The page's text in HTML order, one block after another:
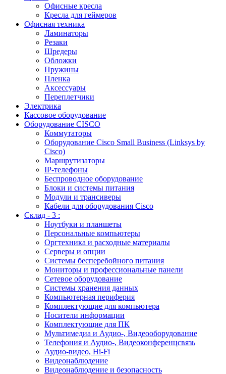
Офисные кресла
Кресла для геймеров
Офисная техника
Ламинаторы
Резаки
Шредеры
Обложки
Пружины
Пленка
Аксессуары
Переплетчики
Электрика
Кассовое оборудование
Оборудование CISCO
Коммутаторы
Оборудование Cisco Small Business (Linksys by
Cisco)
Маршрутизаторы
IP-телефоны
Беспроводное оборудование
Блоки и системы питания
Модули и трансиверы
Кабели для оборудования Cisco
Склад - 3 :
Ноутбуки и планшеты
Персональные компьютеры
Оргтехника и расходные материалы
Серверы и опции
Системы бесперебойного питания
Мониторы и профессиональные панели
Сетевое оборудование
Системы хранения данных
Компьютерная периферия
Комплектующие для компьютера
Носители информации
Комплектующие для ПК
Мультимедиа и Аудио-, Видеооборудование
Телефония и Аудио-, Видеоконференцсвязь
Аудио-видео, Hi-Fi
Видеонаблюдение
Видеонаблюдение и безопасность